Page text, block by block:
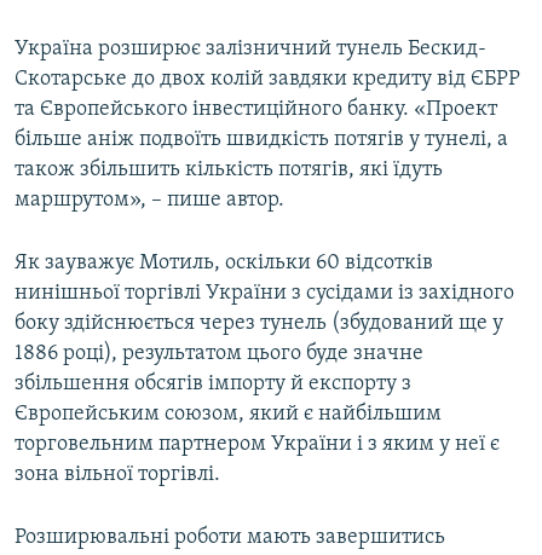
Україна розширює залізничний тунель Бескид-
Скотарське до двох колій завдяки кредиту від ЄБРР
та Європейського інвестиційного банку. «Проект
більше аніж подвоїть швидкість потягів у тунелі, а
також збільшить кількість потягів, які їдуть
маршрутом», – пише автор.
Як зауважує Мотиль, оскільки 60 відсотків
нинішньої торгівлі України з сусідами із західного
боку здійснюється через тунель (збудований ще у
1886 році), результатом цього буде значне
збільшення обсягів імпорту й експорту з
Європейським союзом, який є найбільшим
торговельним партнером України і з яким у неї є
зона вільної торгівлі.
Розширювальні роботи мають завершитись